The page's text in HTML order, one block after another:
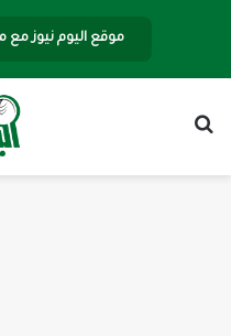
موقع اليوم نيوز مع